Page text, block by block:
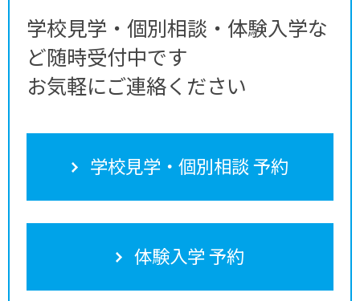
学校見学・個別相談・体験入学な
ど随時受付中です
お気軽にご連絡ください
学校見学・個別相談 予約
体験入学 予約